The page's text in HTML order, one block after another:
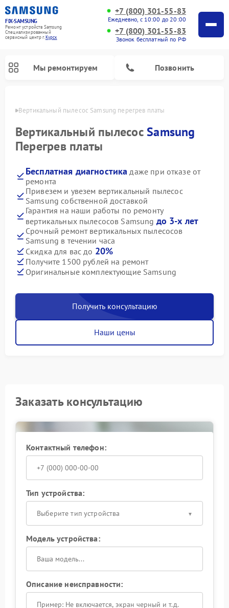
FIX-SAMSUNG
Ремонт устройств Samsung
Специализированный
cервисный центр г.Курск
+7 (800) 301-55-83
Ежедневно, с 10:00 до 20:00
+7 (800) 301-55-83
Звонок бесплатный по РФ
Мы ремонтируем Позвонить
Вертикальный пылесос Samsung перегрев платы
Вертикальный пылесосSamsung
Перегрев платы
Бесплатная диагностика даже при отказе от
ремонта
Привезем и увезем вертикальный пылесос
Samsung собственной доставкой
Гарантия на наши работы по ремонту
вертикальных пылесосов Samsung до 3-х лет
Срочный ремонт вертикальных пылесосов
Samsung в течении часа
Скидка для вас до 20%
Получите 1500 рублей на ремонт
Оригинальные комплектующие Samsung
Получить консультацию
Наши цены
Заказать консультацию
Контактный телефон:
Тип устройства:
Выберите тип устройства
Модель устройства:
Описание неисправности: